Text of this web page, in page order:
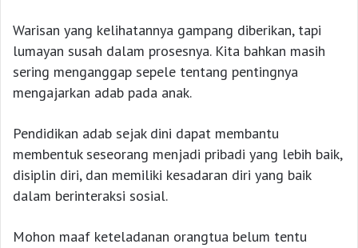
Warisan yang kelihatannya gampang diberikan, tapi
lumayan susah dalam prosesnya. Kita bahkan masih
sering menganggap sepele tentang pentingnya
mengajarkan adab pada anak.
Pendidikan adab sejak dini dapat membantu
membentuk seseorang menjadi pribadi yang lebih baik,
disiplin diri, dan memiliki kesadaran diri yang baik
dalam berinteraksi sosial.
Mohon maaf keteladanan orangtua belum tentu